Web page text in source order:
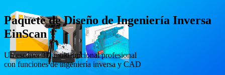
Paquete de Diseño de Ingeniería Inversa
EinScan
Un escáner 3D multifuncional profesional
con funciones de ingeniería inversa y CAD